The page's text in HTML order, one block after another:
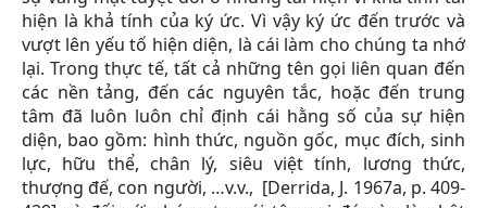
hiện là khả tính của ký ức. Vì vậy ký ức đến trước và
vượt lên yếu tố hiện diện, là cái làm cho chúng ta nhớ
lại. Trong thực tế, tất cả những tên gọi liên quan đến
các nền tảng, đến các nguyên tắc, hoặc đến trung
tâm đã luôn luôn chỉ định cái hằng số của sự hiện
diện, bao gồm: hình thức, nguồn gốc, mục đích, sinh
lực, hữu thể, chân lý, siêu việt tính, lương thức,
thượng đế, con người, …v.v., [Derrida, J. 1967a, p. 409-